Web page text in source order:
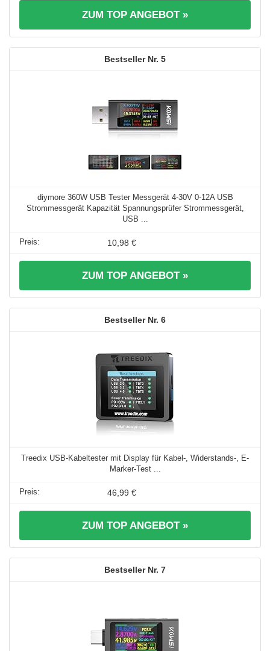
ZUM TOP ANGEBOT »
5
diymore 360W USB Tester Messgerät 4-30V 0-12A USB
Strommessgerät Kapazität Spannungsprüfer Strommessgerät,
USB ...
10,98 €
ZUM TOP ANGEBOT »
6
Treedix USB-Kabeltester mit Display für Kabel-, Widerstands-, E-
Marker-Test ...
46,99 €
ZUM TOP ANGEBOT »
7